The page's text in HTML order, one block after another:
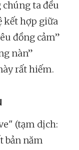
ta đều
kết hợp giữa
đồng cảm”
nàn”
rất hiếm.
(tạm dịch:
bản năm